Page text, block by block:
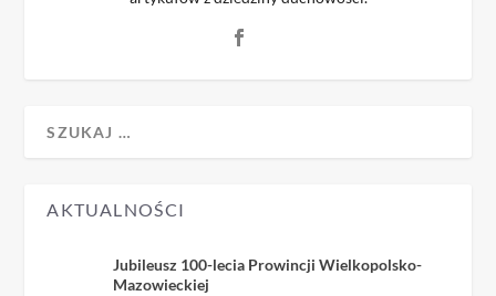
AKTUALNOŚCI
Jubileusz 100-lecia Prowincji Wielkopolsko-
Mazowieckiej